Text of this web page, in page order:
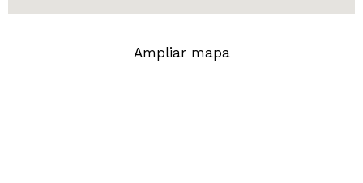
Ampliar mapa